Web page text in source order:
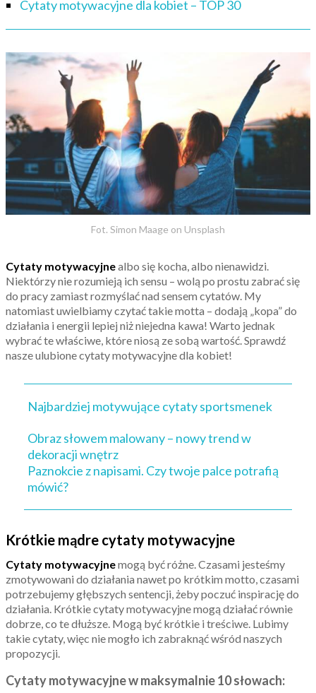
Cytaty motywacyjne dla kobiet – TOP 30
Fot. Simon Maage on Unsplash
Cytaty motywacyjnealbo się kocha, albo nienawidzi.
Niektórzy nie rozumieją ich sensu – wolą po prostu zabrać się
do pracy zamiast rozmyślać nad sensem cytatów. My
natomiast uwielbiamy czytać takie motta – dodają „kopa” do
działania i energii lepiej niż niejedna kawa! Warto jednak
wybrać te właściwe, które niosą ze sobą wartość. Sprawdź
nasze ulubione cytaty motywacyjne dla kobiet!
Najbardziej motywujące cytaty sportsmenek
Obraz słowem malowany – nowy trend w
dekoracji wnętrz
Paznokcie z napisami. Czy twoje palce potrafią
mówić?
Krótkie mądre cytaty motywacyjne
Cytaty motywacyjnemogą być różne. Czasami jesteśmy
zmotywowani do działania nawet po krótkim motto, czasami
potrzebujemy głębszych sentencji, żeby poczuć inspirację do
działania. Krótkie cytaty motywacyjne mogą działać równie
dobrze, co te dłuższe. Mogą być krótkie i treściwe. Lubimy
takie cytaty, więc nie mogło ich zabraknąć wśród naszych
propozycji.
Cytaty motywacyjne w maksymalnie 10 słowach: